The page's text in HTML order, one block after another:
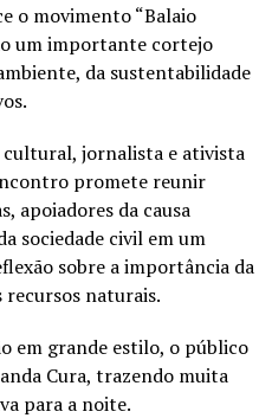
o movimento “Balaio
um importante cortejo
da sustentabilidade
jornalista e ativista
promete reunir
apoiadores da causa
sociedade civil em um
sobre a importância da
recursos naturais.
em grande estilo, o público
Cura, trazendo muita
para a noite.